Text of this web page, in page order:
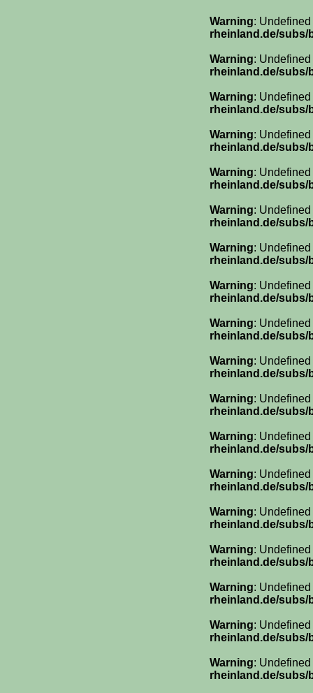
Warning:
rheinland.de/subs/
Warning:
rheinland.de/subs/
Warning:
rheinland.de/subs/
Warning:
rheinland.de/subs/
Warning:
rheinland.de/subs/
Warning:
rheinland.de/subs/
Warning:
rheinland.de/subs/
Warning:
rheinland.de/subs/
Warning:
rheinland.de/subs/
Warning:
rheinland.de/subs/
Warning:
rheinland.de/subs/
Warning:
rheinland.de/subs/
Warning:
rheinland.de/subs/
Warning:
rheinland.de/subs/
Warning:
rheinland.de/subs/
Warning:
rheinland.de/subs/
Warning:
rheinland.de/subs/
Warning:
rheinland.de/subs/